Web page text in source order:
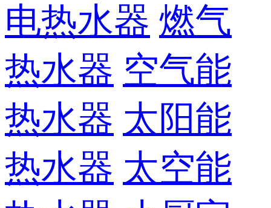
电热水器 燃气
热水器 空气能
热水器 太阳能
热水器 太空能